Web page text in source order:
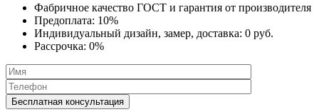
Фабричное качество ГОСТ и гарантия от производителя
Предоплата: 10%
Индивидуальный дизайн, замер, доставка: 0 руб.
Рассрочка: 0%